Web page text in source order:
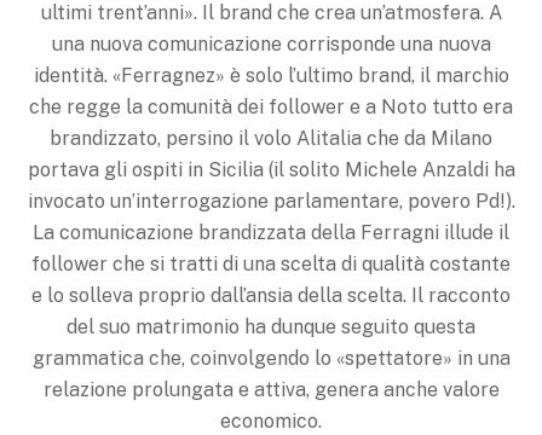
ultimi trent’anni». Il brand che crea un’atmosfera. A
una nuova comuni­cazione corrisponde una nuova
identità. «Ferragnez» è solo l’ultimo brand, il marchio
che regge la comunità dei follower e a Noto tutto era
brandizzato, persino il volo Alitalia che da Milano
portava gli ospiti in Sicilia (il solito Michele Anzaldi ha
invocato un’interroga­zione parlamentare, povero Pd!).
La comunicazione brandizzata della Ferragni illude il
follower che si tratti di una scelta di qualità costante
e lo solleva proprio dall’ansia della scelta. Il racconto
del suo matrimonio ha dunque seguito questa
grammatica che, coinvolgendo lo «spettatore» in una
relazione prolungata e attiva, genera anche valore
economico.